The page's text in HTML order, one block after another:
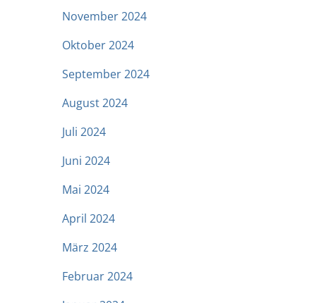
November 2024
Oktober 2024
September 2024
August 2024
Juli 2024
Juni 2024
Mai 2024
April 2024
März 2024
Februar 2024